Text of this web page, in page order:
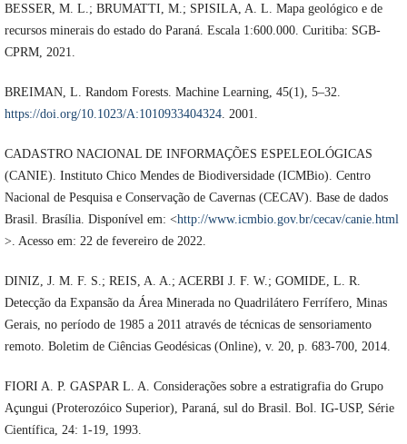
BESSER, M. L.; BRUMATTI, M.; SPISILA, A. L. Mapa geológico e de
recursos minerais do estado do Paraná. Escala 1:600.000. Curitiba: SGB-
CPRM, 2021.
BREIMAN, L. Random Forests. Machine Learning, 45(1), 5–32.
https://doi.org/10.1023/A:1010933404324. 2001.
CADASTRO NACIONAL DE INFORMAÇÕES ESPELEOLÓGICAS
(CANIE). Instituto Chico Mendes de Biodiversidade (ICMBio). Centro
Nacional de Pesquisa e Conservação de Cavernas (CECAV). Base de dados
Brasil. Brasília. Disponível em: <http://www.icmbio.gov.br/cecav/canie.html
>. Acesso em: 22 de fevereiro de 2022.
DINIZ, J. M. F. S.; REIS, A. A.; ACERBI J. F. W.; GOMIDE, L. R.
Detecção da Expansão da Área Minerada no Quadrilátero Ferrífero, Minas
Gerais, no período de 1985 a 2011 através de técnicas de sensoriamento
remoto. Boletim de Ciências Geodésicas (Online), v. 20, p. 683-700, 2014.
FIORI A. P. GASPAR L. A. Considerações sobre a estratigrafia do Grupo
Açungui (Proterozóico Superior), Paraná, sul do Brasil. Bol. IG-USP, Série
Científica, 24: 1-19, 1993.